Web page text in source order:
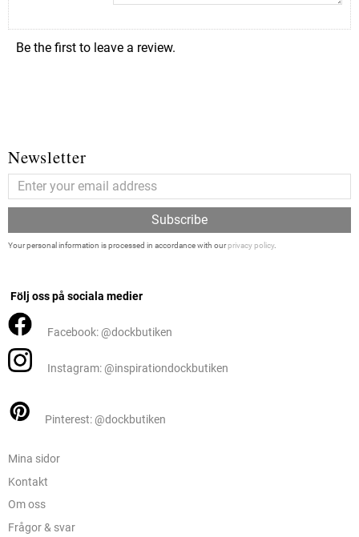
Be the first to leave a review.
Newsletter
Subscribe
Your personal information is processed in accordance with ourprivacy policy.
Följ oss på sociala medier
Facebook: @dockbutiken
Instagram: @inspirationdockbutiken
Pinterest: @dockbutiken
Mina sidor
Kontakt
Om oss
Frågor & svar